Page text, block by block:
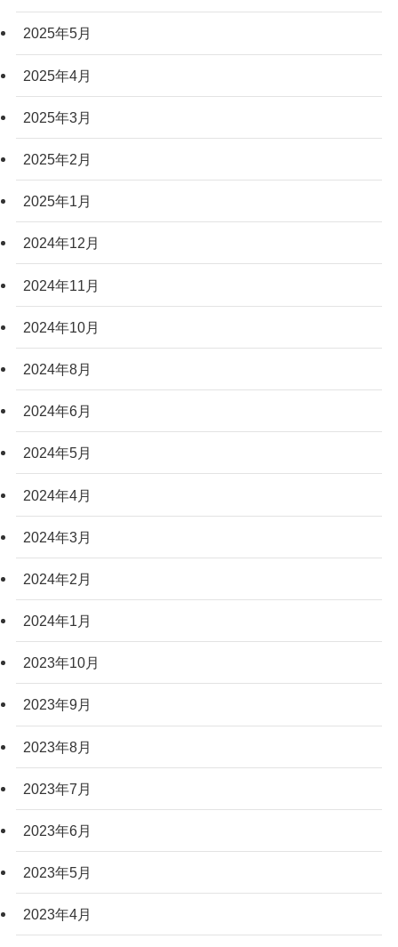
2025年5月
2025年4月
2025年3月
2025年2月
2025年1月
2024年12月
2024年11月
2024年10月
2024年8月
2024年6月
2024年5月
2024年4月
2024年3月
2024年2月
2024年1月
2023年10月
2023年9月
2023年8月
2023年7月
2023年6月
2023年5月
2023年4月